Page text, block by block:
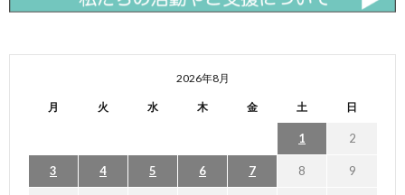
2026年8月
月 火 水 木 金 土 日
1 2
3 4 5 6 7 8 9